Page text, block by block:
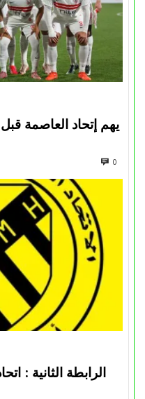
يهم إتحاد العاصمة
0
الرابطة الثانية :